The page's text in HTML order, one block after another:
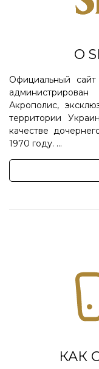
О
Официальный
Акрополис,
территории
качестве
1970 году. ...
КАК